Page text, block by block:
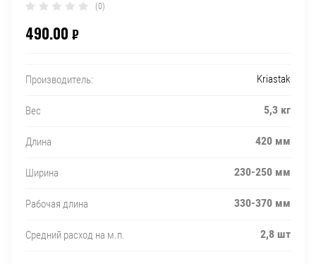
(0)
490.00 ₽
Производитель: Kriastak
Вес 5,3 кг
Длина 420 мм
Ширина 230-250 мм
Рабочая длина 330-370 мм
Средний расход на м.п. 2,8 шт